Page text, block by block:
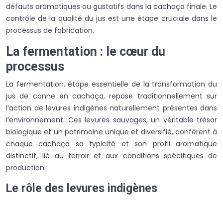
défauts aromatiques ou gustatifs dans la cachaça finale. Le
contrôle de la qualité du jus est une étape cruciale dans le
processus de fabrication.
La fermentation : le cœur du
processus
La fermentation, étape essentielle de la transformation du
jus de canne en cachaça, repose traditionnellement sur
l’action de levures indigènes naturellement présentes dans
l’environnement. Ces levures sauvages, un véritable trésor
biologique et un patrimoine unique et diversifié, confèrent à
chaque cachaça sa typicité et son profil aromatique
distinctif, lié au terroir et aux conditions spécifiques de
production.
Le rôle des levures indigènes